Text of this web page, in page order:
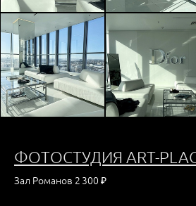
ФОТОСТУДИЯ ART-
Зал Романов 2 300 ₽